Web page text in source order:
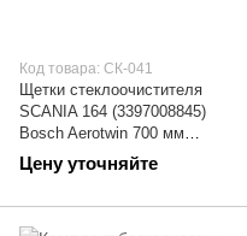
Код товара: СК-041
Щетки стеклоочистителя
SCANIA 164 (3397008845)
Bosch Aerotwin 700 мм
(дворники) | СК-041
Цену уточняйте